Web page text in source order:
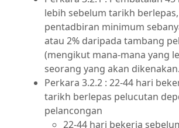
lebih sebelum tarikh
pentadbiran minimum
atau 2% daripada tambang
(mengikut mana-mana yang
seorang yang akan dikenakan.
Perkara 3.2.2 : 22-44 hari
tarikh berlepas pelucutan
pelancongan
22-44 hari bekerja